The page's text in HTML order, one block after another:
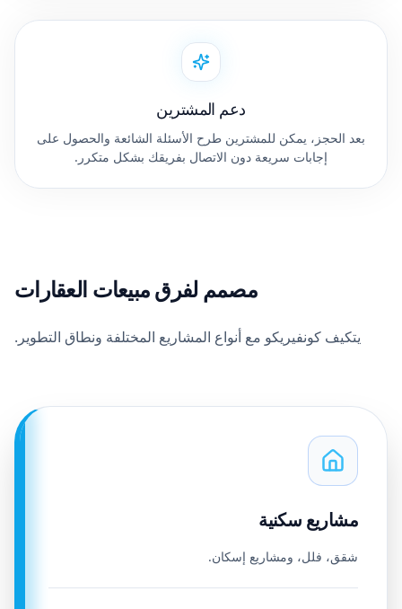
دعم المشترين
بعد الحجز، يمكن للمشترين طرح الأسئلة الشائعة والحصول على
إجابات سريعة دون الاتصال بفريقك بشكل متكرر.
مصمم لفرق مبيعات العقارات
يتكيف كونفيريكو مع أنواع المشاريع المختلفة ونطاق التطوير.
مشاريع سكنية
شقق، فلل، ومشاريع إسكان.